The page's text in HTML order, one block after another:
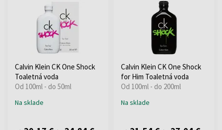
Calvin Klein CK One Shock
Toaletná voda
Od 100ml - do 50ml
Na sklade
Calvin Klein CK One Shock
for Him Toaletná voda
Od 100ml - do 200ml
Na sklade